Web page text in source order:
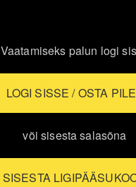
Vaatamiseks palun logi
LOGI SISSE
või sisesta salasõna
SISESTA